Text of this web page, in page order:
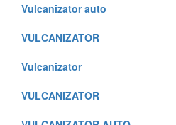
Vulcanizator auto
VULCANIZATOR
Vulcanizator
VULCANIZATOR